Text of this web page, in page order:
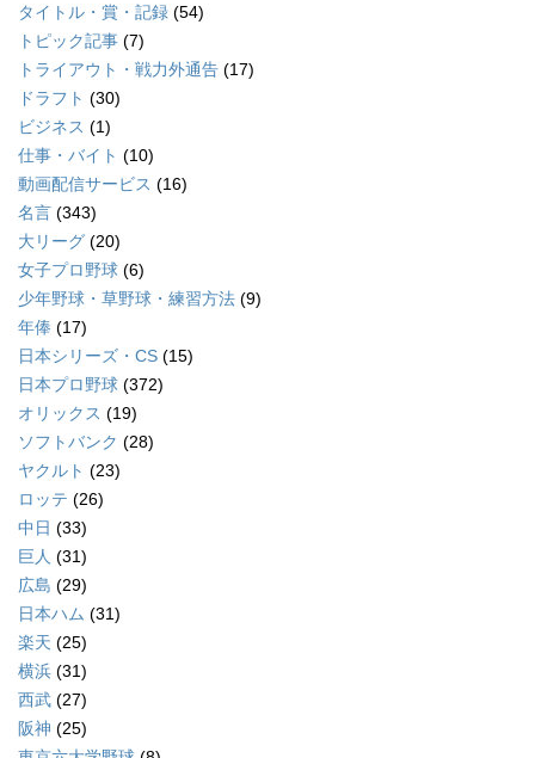
タイトル・賞・記録 (54)
トピック記事 (7)
トライアウト・戦力外通告 (17)
ドラフト (30)
ビジネス (1)
仕事・バイト (10)
動画配信サービス (16)
名言 (343)
大リーグ (20)
女子プロ野球 (6)
少年野球・草野球・練習方法 (9)
年俸 (17)
日本シリーズ・CS (15)
日本プロ野球 (372)
オリックス (19)
ソフトバンク (28)
ヤクルト (23)
ロッテ (26)
中日 (33)
巨人 (31)
広島 (29)
日本ハム (31)
楽天 (25)
横浜 (31)
西武 (27)
阪神 (25)